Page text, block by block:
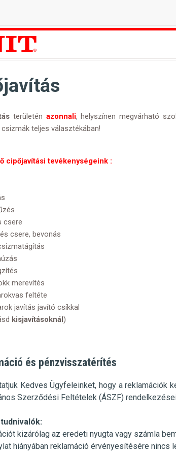
területén azonnali, helyszínen megvárható
teljes választékában!
cipőjavítási tevékenységeink :
csere
csere, bevonás
merevítés
feltéte
javítás javító csíkkal
kisjavításoknál)
és pénzvisszatérítés
Kedves Ügyfeleinket, hogy a reklamációk
Szerződési Feltételek (ÁSZF)
kizárólag az eredeti nyugta vagy számla
hiányában reklamáció érvényesítésére nincs